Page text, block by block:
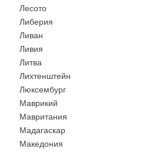
Лесото
Либерия
Ливан
Ливия
Литва
Лихтенштейн
Люксембург
Маврикий
Мавритания
Мадагаскар
Македония